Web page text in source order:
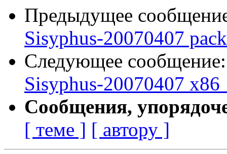
Предыдущее
Sisyphus-20070407
Следующее
Sisyphus-20070407
Сообщения,
[ теме ] [ автору ]